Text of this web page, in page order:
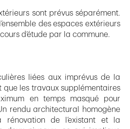
sont prévus séparément.
des espaces extérieurs
d’étude par la commune.
liées aux imprévus de la
que les travaux supplémentaires
en temps masqué pour
rendu architectural homogène
de l’existant et la